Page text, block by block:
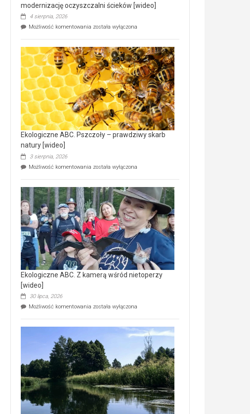
modernizację oczyszczalni ścieków [wideo]
4 sierpnia, 2026
Możliwość komentowania Ekologiczne
Wręczyca
Wielka
z
dofinansowaniem
ponad
15,6
mln
na
modernizację
oczyszczalni
ścieków
[wideo]
została wyłączona
Ekologiczne ABC. Pszczoły – prawdziwy skarb
natury [wideo]
3 sierpnia, 2026
Możliwość komentowania Ekologiczne
–
prawdziwy
skarb
natury
[wideo]
została wyłączona
Ekologiczne ABC. Z kamerą wśród nietoperzy
[wideo]
30 lipca, 2026
Możliwość komentowania Ekologiczne
wśród
nietoperzy
[wideo]
została wyłączona